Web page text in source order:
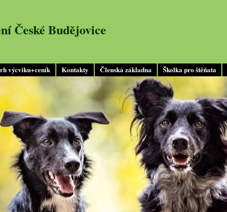
výcviku+ceník Kontakty Členská základna Školka pro štěňata
České Budějovice